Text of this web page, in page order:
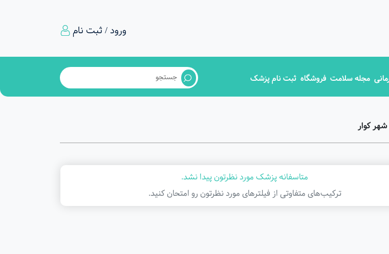
ورود / ثبت نام
مجله سلامت فروشگاه ثبت نام پزشک
کوار
متاسفانه پزشک مورد نظرتون پیدا نشد.
ترکیب‌های متفاوتی از فیلتر‌های مورد نظرتون رو امتحان کنید.